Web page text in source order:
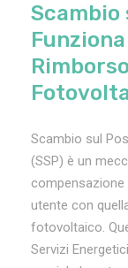
Scambio
Scambio sul
(SSP) è un
compensazione
utente con
fotovoltaico.
Servizi